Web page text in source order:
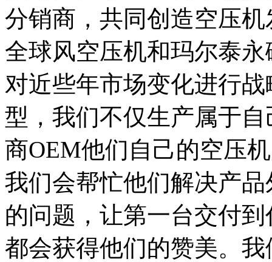
分销商，共同创造空压
全球风空压机和玛尔泰
对近些年市场变化进行
型，我们不仅生产属于
商OEM他们自己的空压
我们会帮忙他们解决产
的问题，让第一台交付
都会获得他们的赞美。